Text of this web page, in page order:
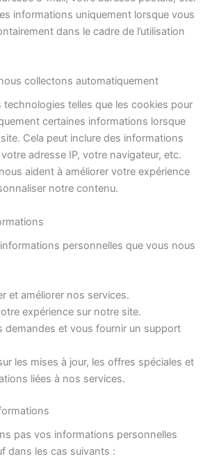
informations uniquement lorsque vous
dans le cadre de l’utilisation
collectons automatiquement
technologies telles que les cookies pour
certaines informations lorsque
Cela peut inclure des informations
adresse IP, votre navigateur, etc.
aident à améliorer votre expérience
notre contenu.
personnelles que vous nous
et améliorer nos services.
expérience sur notre site.
demandes et vous fournir un support
les mises à jour, les offres spéciales et
liées à nos services.
pas vos informations personnelles
dans les cas suivants :